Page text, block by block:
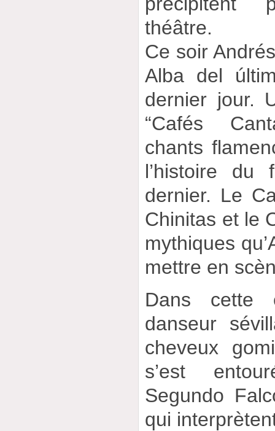
théâtre.
Ce soir
Alba del
dernier jour.
“Cafés
chants
l’histoire du
dernier. Le
Chinitas et le
mythiques
mettre en
Dans cette
danseur
cheveux
s’est
Segundo
qui